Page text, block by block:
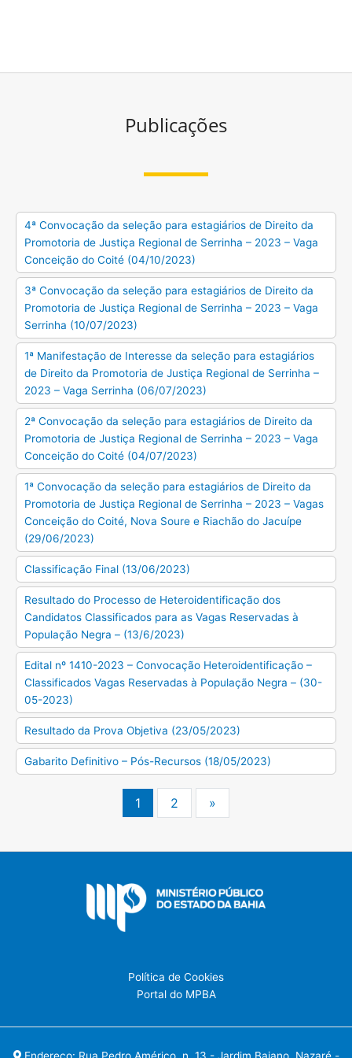
Publicações
4ª Convocação da seleção para estagiários de Direito da
Promotoria de Justiça Regional de Serrinha – 2023 – Vaga
Conceição do Coité (04/10/2023)
3ª Convocação da seleção para estagiários de Direito da
Promotoria de Justiça Regional de Serrinha – 2023 – Vaga
Serrinha (10/07/2023)
1ª Manifestação de Interesse da seleção para estagiários
de Direito da Promotoria de Justiça Regional de Serrinha –
2023 – Vaga Serrinha (06/07/2023)
2ª Convocação da seleção para estagiários de Direito da
Promotoria de Justiça Regional de Serrinha – 2023 – Vaga
Conceição do Coité (04/07/2023)
1ª Convocação da seleção para estagiários de Direito da
Promotoria de Justiça Regional de Serrinha – 2023 – Vagas
Conceição do Coité, Nova Soure e Riachão do Jacuípe
(29/06/2023)
Classificação Final (13/06/2023)
Resultado do Processo de Heteroidentificação dos
Candidatos Classificados para as Vagas Reservadas à
População Negra – (13/6/2023)
Edital nº 1410-2023 – Convocação Heteroidentificação –
Classificados Vagas Reservadas à População Negra – (30-
05-2023)
Resultado da Prova Objetiva (23/05/2023)
Gabarito Definitivo – Pós-Recursos (18/05/2023)
1 2 »
Política de Cookies
Portal do MPBA